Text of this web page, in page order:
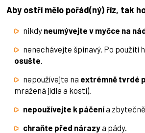
Aby ostří mělo pořád(ný) říz, tak
nikdy neumývejte v myčce na
nenechávejte špinavý. Po použití
osušte
nepoužívejte na extrémně tvrdé
mražená jídla a kosti).
nepoužívejte k páčenía
chraňte před nárazya pády.